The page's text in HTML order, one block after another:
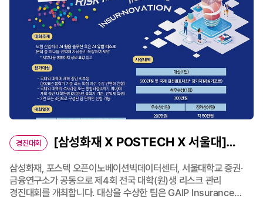
Champaign(UIUC), Simon Fraser University, 그리고
보험연구원(KIRI)이 공동으로 주최합니다. 학계와 산업계 전문가
간의 협력을 확대하고, 리스크 관리와 보험 분야의 최신 연구 및 산업
동향을 공유하는 뜻깊은 자리가 될 것으로 기대됩니다. 🔗 자세한
정보 및 등록: https://iwri.postech.ac.kr/IWRI/index.do 🔗
링크드인 게시물: https://buly.kr/6MtJcSD 📌 29th
Insurance: Mathematics and Economics(IME)
Conferencehttps: //ime2026.org/
경진대회
제4회 전국 대학(원)생 리스크 관리 경진대회 개최
삼성화재, 포스텍 오픈이노베이션빅데이터센터, 서울대학교 증권·
금융연구소가 공동으로 제4회 전국 대학(원)생 리스크 관리
경진대회를 개최합니다. 대상을 수상한 팀은 GAIP Insurance